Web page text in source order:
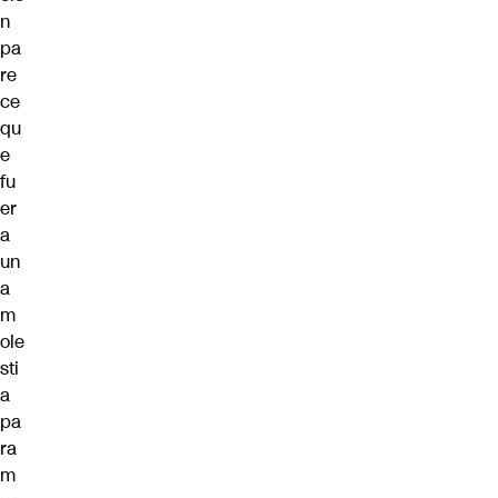
n
pa
re
ce
qu
e
fu
er
a
un
a
m
ole
sti
a
pa
ra
m